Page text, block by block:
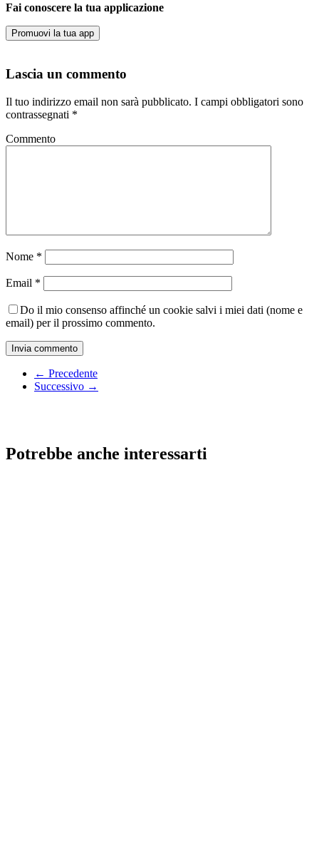
Fai conoscere la tua applicazione
Promuovi la tua app
Lascia un commento
Il tuo indirizzo email non sarà pubblicato. I campi obbligatori sono
contrassegnati *
Commento
Nome *
Email *
Do il mio consenso affinché un cookie salvi i miei dati (nome e
email) per il prossimo commento.
← Precedente
Successivo →
Potrebbe anche interessarti